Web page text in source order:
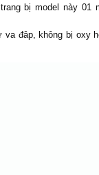
bị model này 01
va đâp, không bị oxy